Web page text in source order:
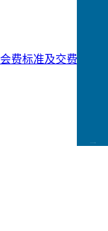
会费标准及交费方式